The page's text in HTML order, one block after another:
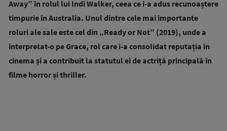
Away” în rolul lui Indi Walker, ceea ce i-a adus recunoaștere
timpurie în Australia. Unul dintre cele mai importante
roluri ale sale este cel din „Ready or Not” (2019), unde a
interpretat-o pe Grace, rol care i-a consolidat reputația în
cinema și a contribuit la statutul ei de actriță principală în
filme horror și thriller.